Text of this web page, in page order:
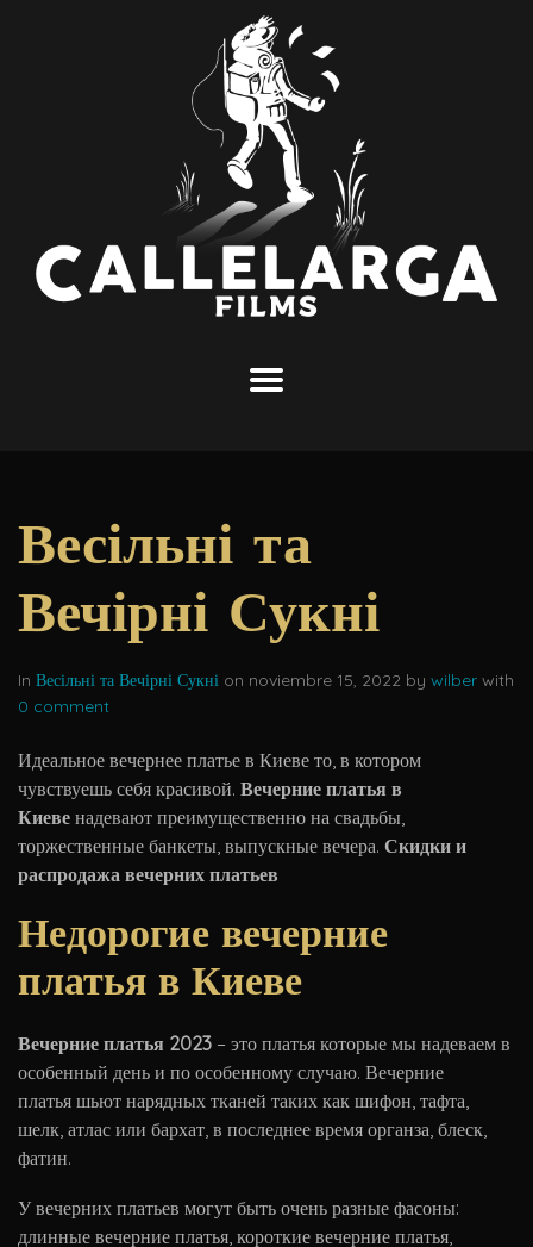
Весільні та
Вечірні Сукні
In Весільні та Вечірні Сукні on noviembre 15, 2022 by wilber with
0 comment
Идеальное вечернее платье в Киеве то, в котором
чувствуешь себя красивой. Вечерние платья в
Киеве надевают преимущественно на свадьбы,
торжественные банкеты, выпускные вечера. Скидки и
распродажа вечерних платьев
Недорогие вечерние
платья в Киеве
Вечерние платья 2023 – это платья которые мы надеваем в
особенный день и по особенному случаю. Вечерние
платья шьют нарядных тканей таких как шифон, тафта,
шелк, атлас или бархат, в последнее время органза, блеск,
фатин.
У вечерних платьев могут быть очень разные фасоны:
длинные вечерние платья, короткие вечерние платья,